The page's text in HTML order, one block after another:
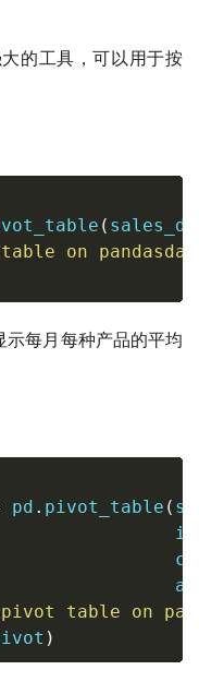
的工具，可以用于按
(
on
每月每种产品的平均
pd . pivot_table (
table on
)